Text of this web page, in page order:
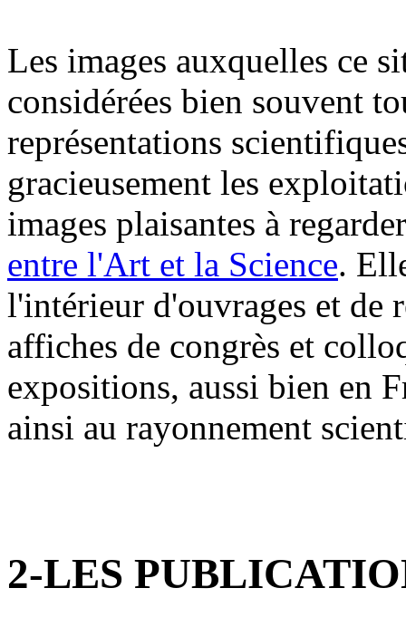
Les images auxquelles ce
considérées bien souvent
représentations
gracieusement les
images plaisantes à
entre l'Art et la Science.
l'intérieur d'ouvrages et de
affiches de congrès et
expositions, aussi bien en
ainsi au rayonnement
2-LES